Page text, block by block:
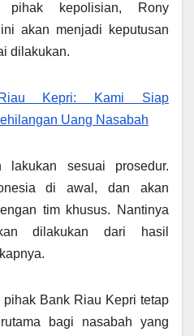
kepolisian, Rony
akan menjadi keputusan
dilakukan.
Kepri: Kami Siap
Uang Nasabah
sesuai prosedur.
di awal, dan akan
tim khusus. Nantinya
dilakukan dari hasil
Bank Riau Kepri tetap
bagi nasabah yang